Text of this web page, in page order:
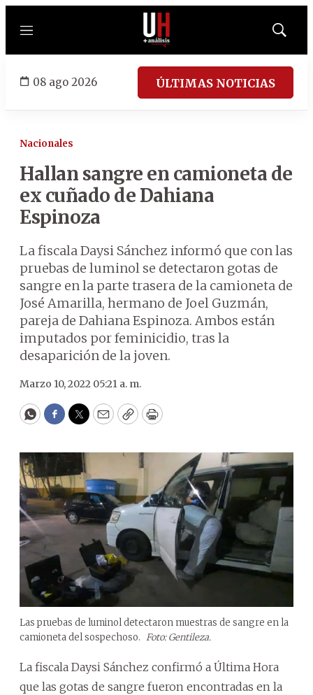
Menú
Mostrar
08 ago 2026 ÚLTIMAS NOTICIAS
Nacionales
Hallan sangre en camioneta de
ex cuñado de Dahiana
Espinoza
La fiscala Daysi Sánchez informó que con las
pruebas de luminol se detectaron gotas de
sangre en la parte trasera de la camioneta de
José Amarilla, hermano de Joel Guzmán,
pareja de Dahiana Espinoza. Ambos están
imputados por feminicidio, tras la
desaparición de la joven.
Marzo 10, 2022 05:21 a. m.
WhatsApp
Facebook
Twitter
EmailCopyPrint
Las pruebas de luminol detectaron muestras de sangre en la
camioneta del sospechoso. Foto: Gentileza.
La fiscala Daysi Sánchez confirmó a Última Hora
que las gotas de sangre fueron encontradas en la